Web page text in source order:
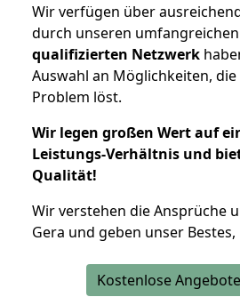
Wir verfügen über
durch unseren
qualifizierten Netzwerk
Auswahl an Möglichkeiten, die
Problem löst.
Wir legen großen Wert auf
Leistungs-Verhältnis und
Qualität!
Wir verstehen die Ansprüche
Gera und geben unser
Kostenlose